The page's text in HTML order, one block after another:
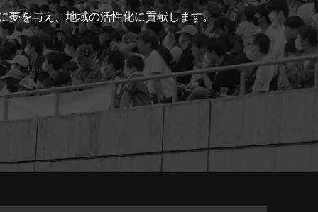
夢を与え、地域の活性化に貢献します。